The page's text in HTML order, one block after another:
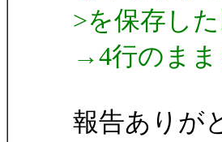
>を保存し
→4行のま
報告ありが